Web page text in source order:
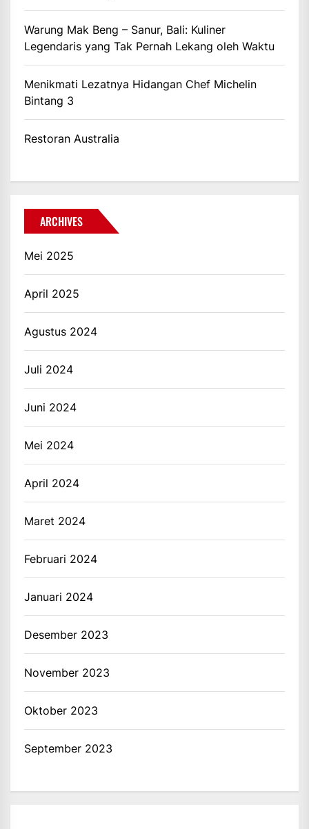
Warung Mak Beng – Sanur, Bali: Kuliner
Legendaris yang Tak Pernah Lekang oleh Waktu
Menikmati Lezatnya Hidangan Chef Michelin
Bintang 3
Restoran Australia
ARCHIVES
Mei 2025
April 2025
Agustus 2024
Juli 2024
Juni 2024
Mei 2024
April 2024
Maret 2024
Februari 2024
Januari 2024
Desember 2023
November 2023
Oktober 2023
September 2023